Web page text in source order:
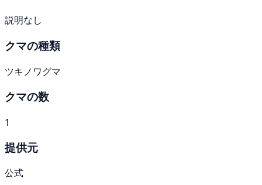
説明なし
クマの種類
ツキノワグマ
クマの数
1
提供元
公式